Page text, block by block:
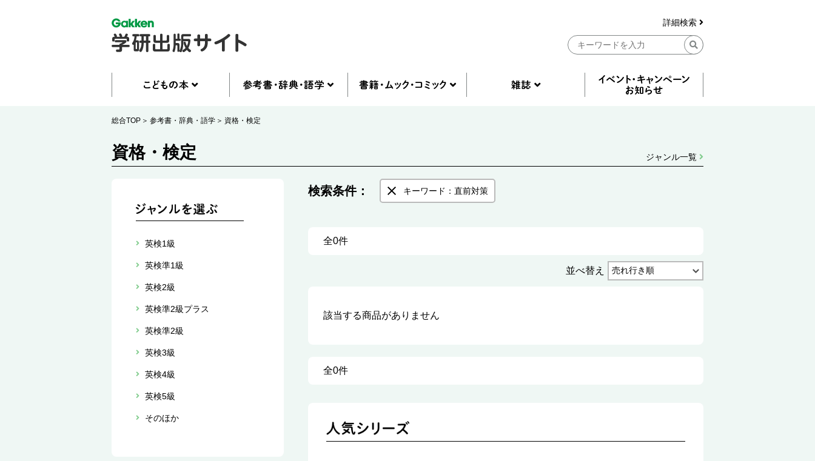
詳細検索
総合TOP 参考書・辞典・語学 資格・検定
資格・検定 ジャンル一覧
英検1級
英検準1級
英検2級
英検準2級プラス
英検準2級
英検3級
英検4級
英検5級
そのほか
検索条件： キーワード：直前対策
全0件
並べ替え
該当する商品がありません
全0件